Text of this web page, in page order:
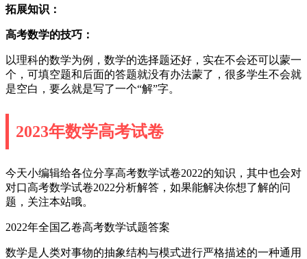
拓展知识：
高考数学的技巧：
以理科的数学为例，数学的选择题还好，实在不会还可以蒙一
个，可填空题和后面的答题就没有办法蒙了，很多学生不会就
是空白，要么就是写了一个“解”字。
2023年数学高考试卷
今天小编辑给各位分享高考数学试卷2022的知识，其中也会对
对口高考数学试卷2022分析解答，如果能解决你想了解的问
题，关注本站哦。
2022年全国乙卷高考数学试题答案
数学是人类对事物的抽象结构与模式进行严格描述的一种通用